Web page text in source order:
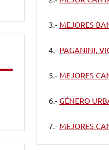
3.- MEJORES
4.- PAGANINI,
5.- MEJORES
6.- GÉNERO
7.- MEJORES